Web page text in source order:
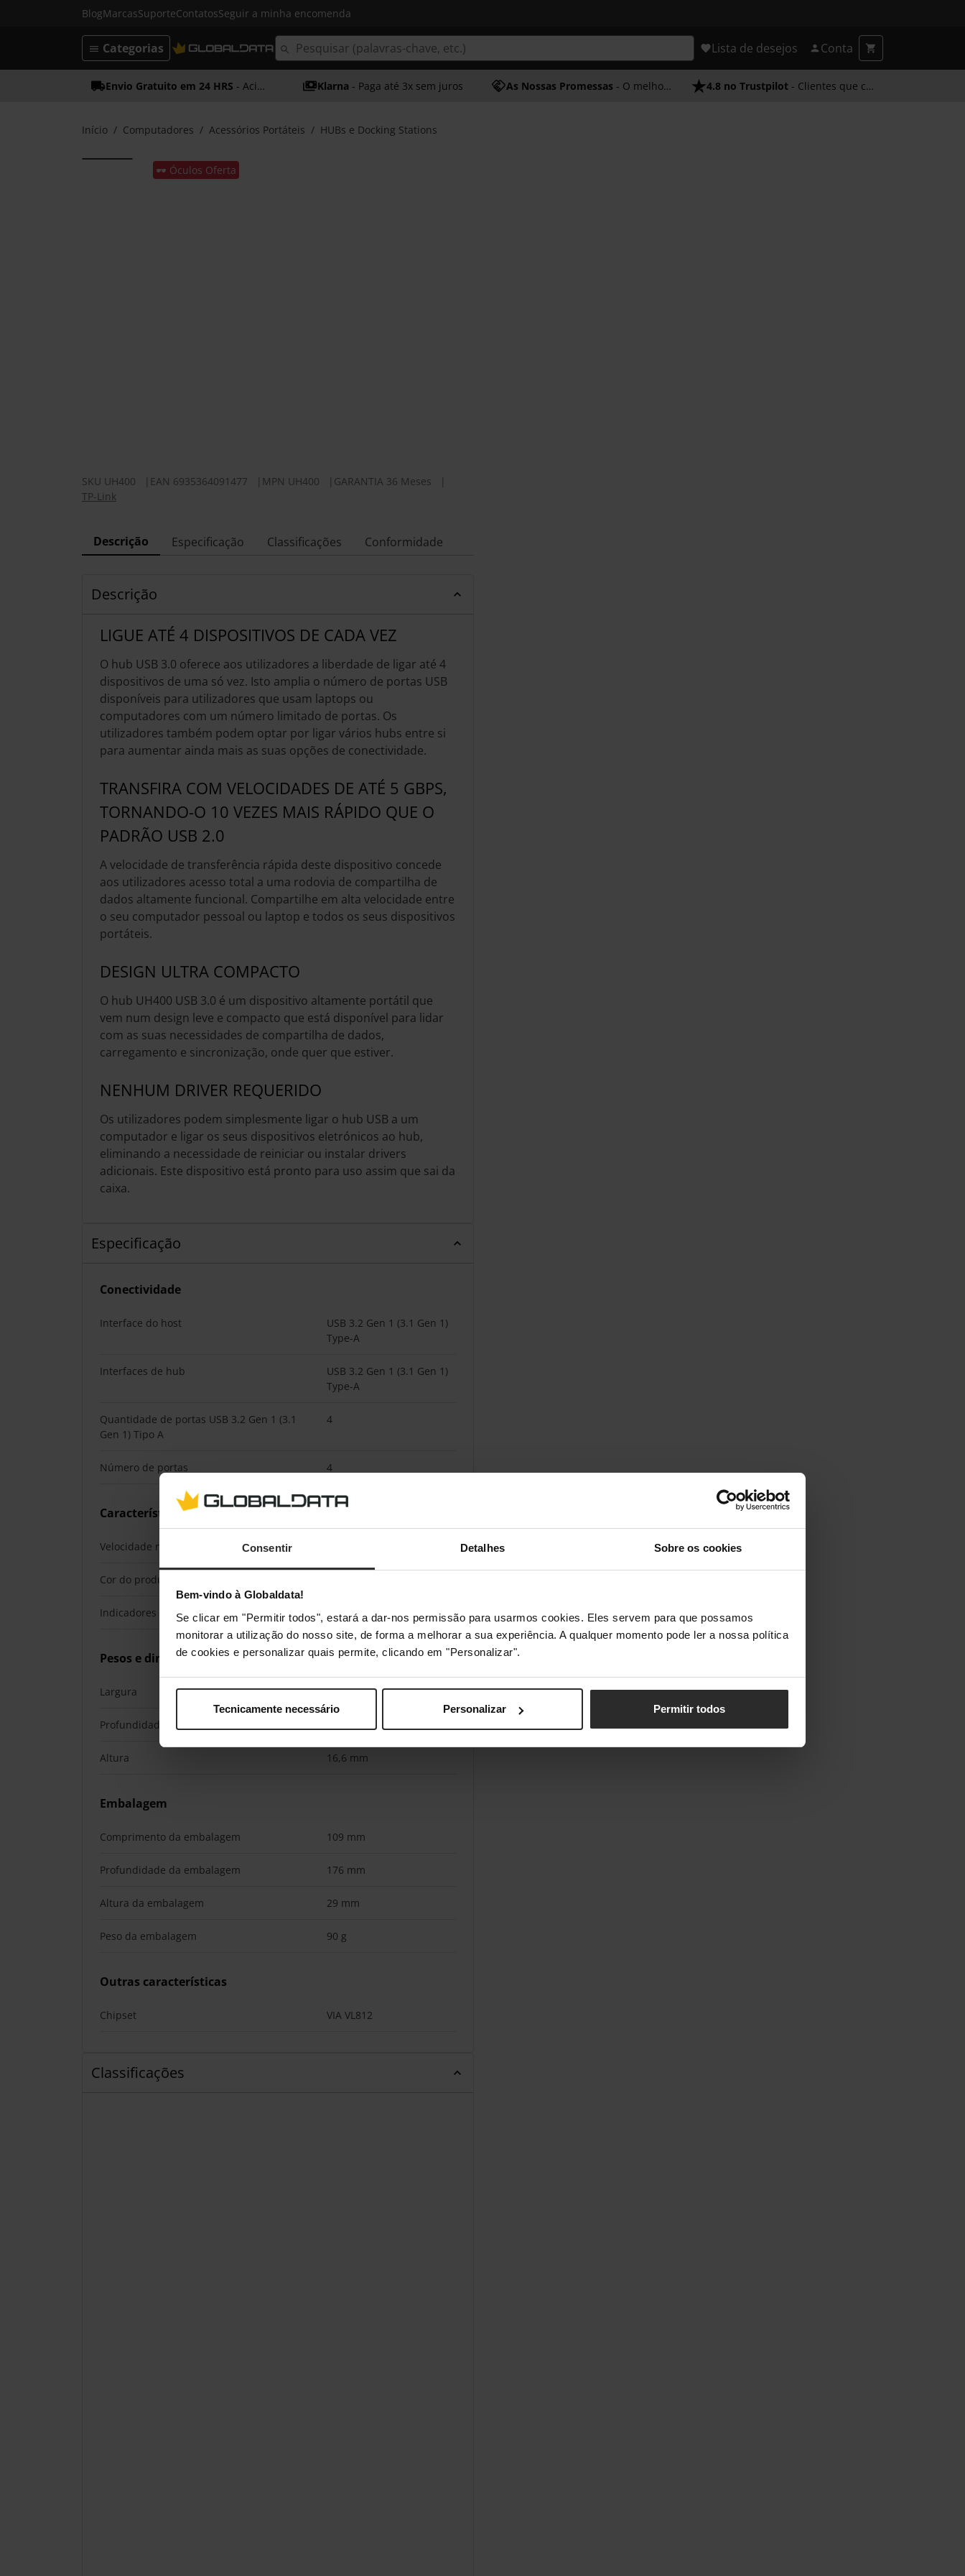
Consentir Detalhes Sobre os cookies
Bem-vindo à Globaldata!
Se clicar em "Permitir todos", estará a dar-nos permissão para usarmos cookies. Eles servem para que possamos
monitorar a utilização do nosso site, de forma a melhorar a sua experiência. A qualquer momento pode ler a nossa política
de cookies e personalizar quais permite, clicando em "Personalizar".
Tecnicamente necessário Personalizar Permitir todos
BlogMarcasSuporteContatosSeguir a minha encomenda
Lista de desejos Conta
Categorias
Envio Gratuito em 24 HRS - Acima dos 50€ Klarna - Paga até 3x sem juros As Nossas Promessas - O melhor atendimento 4.8 no Trustpilot - Clientes que confiam em nós
Início Computadores Acessórios Portáteis HUBs e Docking Stations
🕶️ Óculos Oferta
SKU UH400 EAN 6935364091477 MPN UH400 GARANTIA 36 Meses
TP-Link
Descrição Especificação Classificações Conformidade
Descrição
LIGUE ATÉ 4 DISPOSITIVOS DE CADA VEZ
O hub USB 3.0 oferece aos utilizadores a liberdade de ligar até 4
dispositivos de uma só vez. Isto amplia o número de portas USB
disponíveis para utilizadores que usam laptops ou
computadores com um número limitado de portas. Os
utilizadores também podem optar por ligar vários hubs entre si
para aumentar ainda mais as suas opções de conectividade.
TRANSFIRA COM VELOCIDADES DE ATÉ 5 GBPS,
TORNANDO-O 10 VEZES MAIS RÁPIDO QUE O
PADRÃO USB 2.0
A velocidade de transferência rápida deste dispositivo concede
aos utilizadores acesso total a uma rodovia de compartilha de
dados altamente funcional. Compartilhe em alta velocidade entre
o seu computador pessoal ou laptop e todos os seus dispositivos
portáteis.
DESIGN ULTRA COMPACTO
O hub UH400 USB 3.0 é um dispositivo altamente portátil que
vem num design leve e compacto que está disponível para lidar
com as suas necessidades de compartilha de dados,
carregamento e sincronização, onde quer que estiver.
NENHUM DRIVER REQUERIDO
Os utilizadores podem simplesmente ligar o hub USB a um
computador e ligar os seus dispositivos eletrónicos ao hub,
eliminando a necessidade de reiniciar ou instalar drivers
adicionais. Este dispositivo está pronto para uso assim que sai da
caixa.
Especificação
Conectividade
Interface do host
USB 3.2 Gen 1 (3.1 Gen 1)
Type-A
Interfaces de hub
USB 3.2 Gen 1 (3.1 Gen 1)
Type-A
Quantidade de portas USB 3.2 Gen 1 (3.1
Gen 1) Tipo A
4
Número de portas 4
Características
Velocidade real de transferência
Cor do produto
Indicadores LED Sim
Pesos e dimensões
Largura 71 mm
Profundidade
Altura 16,6 mm
Embalagem
Comprimento da embalagem 109 mm
Profundidade da embalagem 176 mm
Altura da embalagem 29 mm
Peso da embalagem 90 g
Outras características
Chipset VIA VL812
Classificações